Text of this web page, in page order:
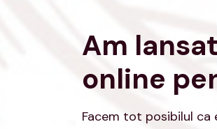
Am
online
Facem tot posibilul ca